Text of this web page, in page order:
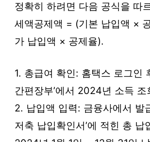
정확히 하려면 다음 공식을 따
세액공제액 = (기본 납입액 ×
가 납입액 × 공제율).
1. 총급여 확인: 홈택스 로그인
간편장부’에서 2024년 소득 조
2. 납입액 입력: 금융사에서 발
저축 납입확인서’에 적힌 총 납